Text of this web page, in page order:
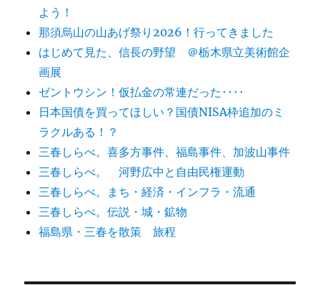
よう！
那須烏山の山あげ祭り2026！行ってきました
はじめて見た、信長の野望 ＠栃木県立美術館企
画展
ゼントウシン！仮払金の常連だった････
日本国債を買ってほしい？国債NISA枠追加のミ
ラクルある！？
三春しらべ。喜多方事件、福島事件、加波山事件
三春しらべ。 河野広中と自由民権運動
三春しらべ。まち・経済・インフラ・流通
三春しらべ。伝説・城・鉱物
福島県・三春を散策 旅程